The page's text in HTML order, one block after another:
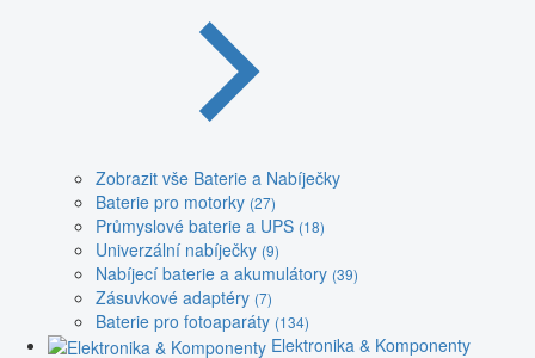
Zobrazit vše Baterie a Nabíječky
Baterie pro motorky (27)
Průmyslové baterie a UPS (18)
Univerzální nabíječky (9)
Nabíjecí baterie a akumulátory (39)
Zásuvkové adaptéry (7)
Baterie pro fotoaparáty (134)
Elektronika & Komponenty